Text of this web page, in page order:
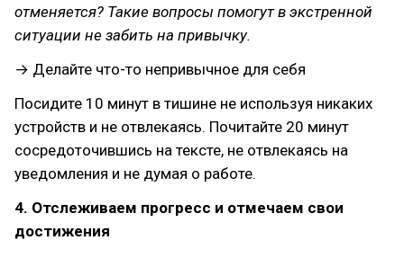
отменяется? Такие вопросы помогут в экстренной
ситуации не забить на привычку.
→ Делайте что-то непривычное для себя
Посидите 10 минут в тишине не используя никаких
устройств и не отвлекаясь. Почитайте 20 минут
сосредоточившись на тексте, не отвлекаясь на
уведомления и не думая о работе.
4. Отслеживаем прогресс и отмечаем свои
достижения